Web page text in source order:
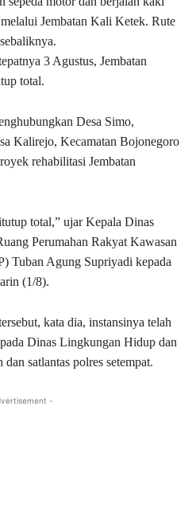
Jembatan Kali Ketek. Rute
3 Agustus, Jembatan
total.
Desa Simo,
Kalirejo, Kecamatan Bojonegoro
rehabilitasi Jembatan
total,” ujar Kepala Dinas
Perumahan Rakyat Kawasan
Tuban Agung Supriyadi kepada
(1/8).
kata dia, instansinya telah
Dinas Lingkungan Hidup dan
satlantas polres setempat.
-